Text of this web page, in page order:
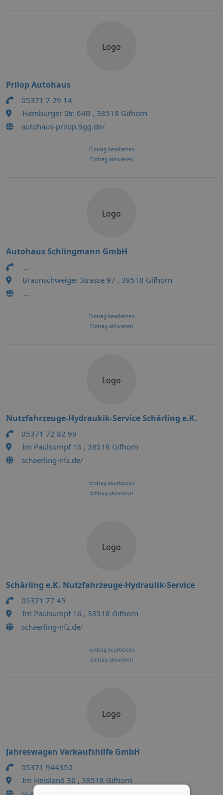
Logo
Prilop Autohaus
05371 7 29 14
Hamburger Str. 64B , 38518 Gifhorn
autohaus-prilop.9gg.de/
Eintrag bearbeiten
Eintrag aktivieren
Logo
Autohaus Schlingmann GmbH
...
Braunschweiger Strasse 97 , 38518 Gifhorn
...
Eintrag bearbeiten
Eintrag aktivieren
Logo
Nutzfahrzeuge-Hydraukik-Service Schärling e.K.
05371 72 82 99
Im Paulsumpf 16 , 38518 Gifhorn
schaerling-nfz.de/
Eintrag bearbeiten
Eintrag aktivieren
Logo
Schärling e.K. Nutzfahrzeuge-Hydraulik-Service
05371 77 45
Im Paulsumpf 16 , 38518 Gifhorn
schaerling-nfz.de/
Eintrag bearbeiten
Eintrag aktivieren
Logo
Jahreswagen Verkaufshilfe GmbH
05371 944350
Im Heidland 36 , 38518 Gifhorn